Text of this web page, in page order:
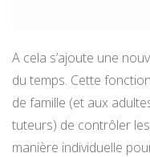
A cela s’ajoute une
du temps. Cette
de famille (et aux
tuteurs) de contrôler
manière individuelle